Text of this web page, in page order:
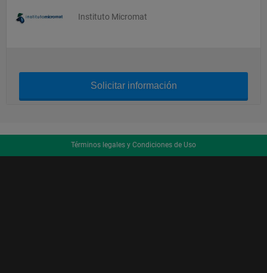
Instituto Micromat
Solicitar información
Términos legales y Condiciones de Uso